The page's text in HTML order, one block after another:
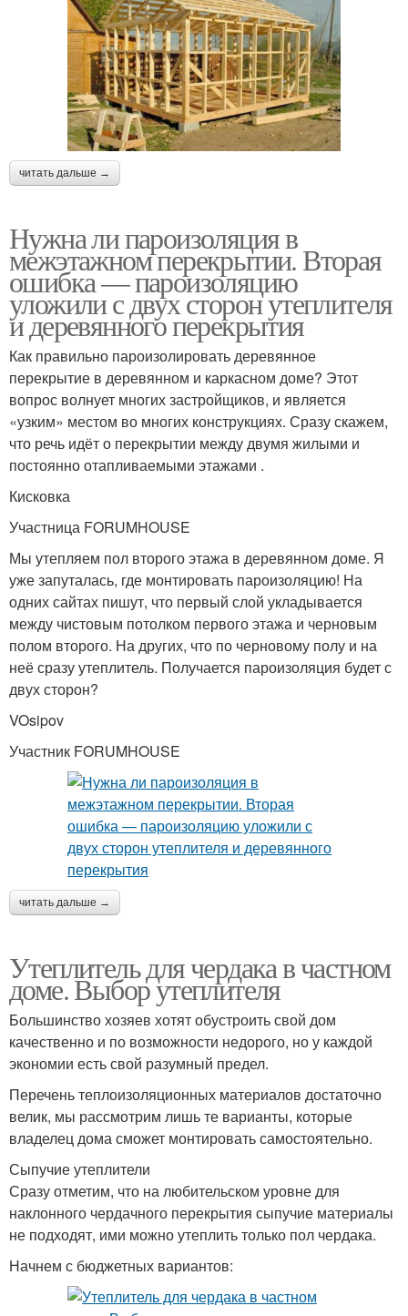
читать дальше →
Нужна ли пароизоляция в
межэтажном перекрытии. Вторая
ошибка — пароизоляцию
уложили с двух сторон утеплителя
и деревянного перекрытия
Как правильно пароизолировать деревянное
перекрытие в деревянном и каркасном доме? Этот
вопрос волнует многих застройщиков, и является
«узким» местом во многих конструкциях. Сразу скажем,
что речь идёт о перекрытии между двумя жилыми и
постоянно отапливаемыми этажами .
Кисковка
Участница FORUMHOUSE
Мы утепляем пол второго этажа в деревянном доме. Я
уже запуталась, где монтировать пароизоляцию! На
одних сайтах пишут, что первый слой укладывается
между чистовым потолком первого этажа и черновым
полом второго. На других, что по черновому полу и на
неё сразу утеплитель. Получается пароизоляция будет с
двух сторон?
VOsipov
Участник FORUMHOUSE
читать дальше →
Утеплитель для чердака в частном
доме. Выбор утеплителя
Большинство хозяев хотят обустроить свой дом
качественно и по возможности недорого, но у каждой
экономии есть свой разумный предел.
Перечень теплоизоляционных материалов достаточно
велик, мы рассмотрим лишь те варианты, которые
владелец дома сможет монтировать самостоятельно.
Сыпучие утеплители
Сразу отметим, что на любительском уровне для
наклонного чердачного перекрытия сыпучие материалы
не подходят, ими можно утеплить только пол чердака.
Начнем с бюджетных вариантов: